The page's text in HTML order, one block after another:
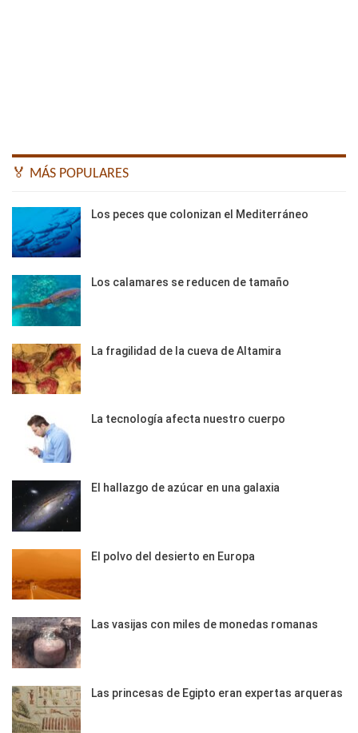
🏅 MÁS POPULARES
Los peces que colonizan el Mediterráneo
Los calamares se reducen de tamaño
La fragilidad de la cueva de Altamira
La tecnología afecta nuestro cuerpo
El hallazgo de azúcar en una galaxia
El polvo del desierto en Europa
Las vasijas con miles de monedas romanas
Las princesas de Egipto eran expertas arqueras